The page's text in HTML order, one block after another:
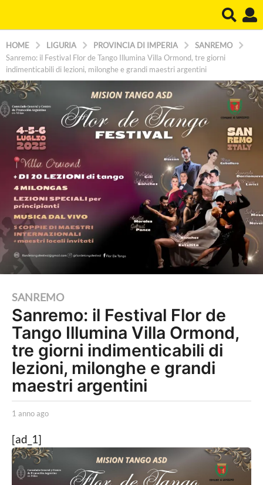
HOME LIGURIA PROVINCIA DI IMPERIA
SANREMO
Sanremo: il Festival Flor de Tango Illumina Villa Ormond, tre giorni
indimenticabili di lezioni, milonghe e grandi maestri argentini
1
a
n
n
o
a
g
o
a
n
n
SANREMO
Sanremo: il Festival Flor de
Tango Illumina Villa Ormond,
tre giorni indimenticabili di
lezioni, milonghe e grandi
maestri argentini
b
L
a
P
o
1 anno ago
n
o
a
[ad_1]